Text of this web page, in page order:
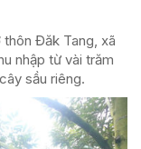
thôn Đăk Tang, xã
nhập từ vài trăm
sầu riêng.